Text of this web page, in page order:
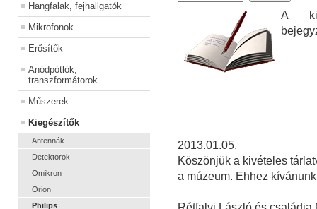
Hangfalak, fejhallgatók
Mikrofonok
Erősítők
Anódpótlók,
transzformátorok
Műszerek
Kiegészítők
Antennák
Detektorok
Omikron
Orion
Philips
A
2013.01.05.
Köszönjük a kivételes
a múzeum. Ehhez